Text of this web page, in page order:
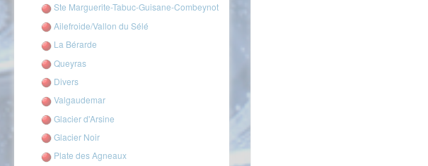
Ste Marguerite-Tabuc-Guisane-Combeynot
Ailefroide/Vallon du Sélé
La Bérarde
Queyras
Divers
Valgaudemar
Glacier d'Arsine
Glacier Noir
Plate des Agneaux